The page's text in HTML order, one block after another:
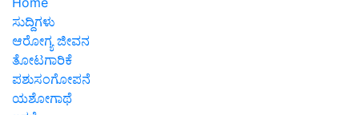
ಸುದ್ದಿಗಳು
ಆರೋಗ್ಯ ಜೀವನ
ತೋಟಗಾರಿಕೆ
ಪಶುಸಂಗೋಪನೆ
ಯಶೋಗಾಥೆ